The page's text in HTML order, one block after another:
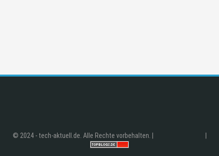
© 2024 - tech-aktuell.de. Alle Rechte vorbehalten. |